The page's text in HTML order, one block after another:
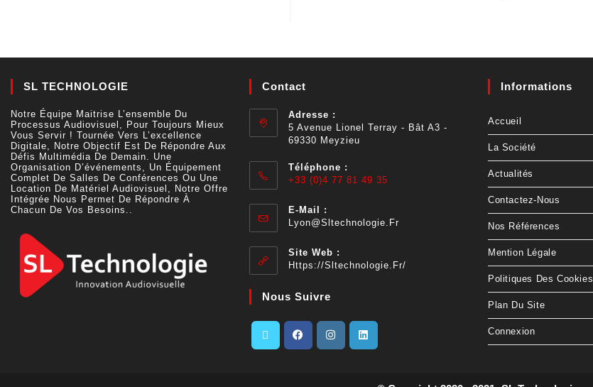
SL TECHNOLOGIE
Notre Équipe Maitrise L’ensemble Du
Processus Audiovisuel, Pour Toujours Mieux
Vous Servir ! Tournée Vers L’excellence
Digitale, Notre Objectif Est De Répondre Aux
Défis Multimédia De Demain. Une
Organisation D’événements, Un Équipement
Complet De Salles De Conférences Ou Une
Location De Matériel Audiovisuel, Notre Offre
Intégrée Nous Permet De Répondre À
Chacun De Vos Besoins..
Contact
Adresse :
5 Avenue Lionel Terray - Bât A3 -
69330 Meyzieu
Téléphone :
+33 (0)4 77 81 49 35
E-Mail :
Lyon@sltechnologie.fr
Site Web :
Https://sltechnologie.fr/
Nous Suivre
Informations
Accueil
La Société
Actualités
Contactez-Nous
Nos Références
Mention Légale
Politiques Des Cookies
Plan Du Site
Connexion